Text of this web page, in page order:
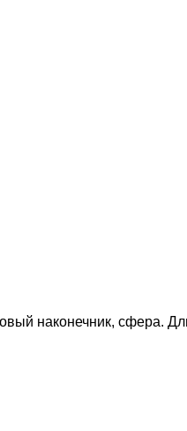
наконечник, сфера.